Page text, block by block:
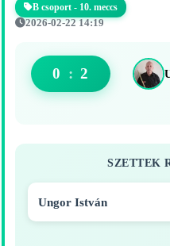
B csoport - 10. meccs
2026-02-22 14:19
0 : 2
SZETTEK
Ungor István